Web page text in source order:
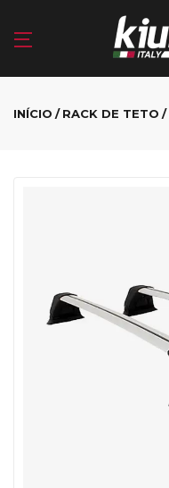
INÍCIO RACK DE TETO